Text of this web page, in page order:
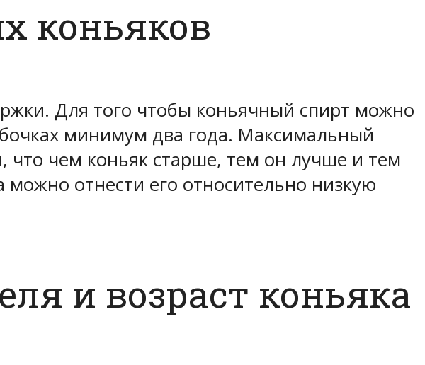
коньяков
Для того чтобы коньячный спирт можно
минимум два года. Максимальный
что чем коньяк старше, тем он лучше и тем
отнести его относительно низкую
и возраст коньяка